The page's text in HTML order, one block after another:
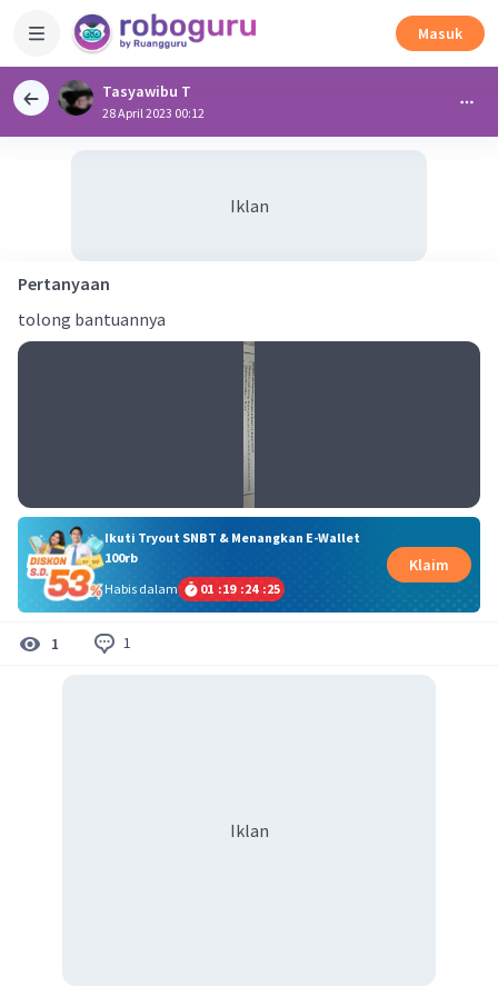
Masuk
Tasyawibu T
28 April 2023 00:12
Iklan
Pertanyaan
tolong bantuannya
Ikuti Tryout SNBT & Menangkan E-Wallet
100rb
Habis dalam
01 :19 :24 :25
Klaim
1 1
Iklan